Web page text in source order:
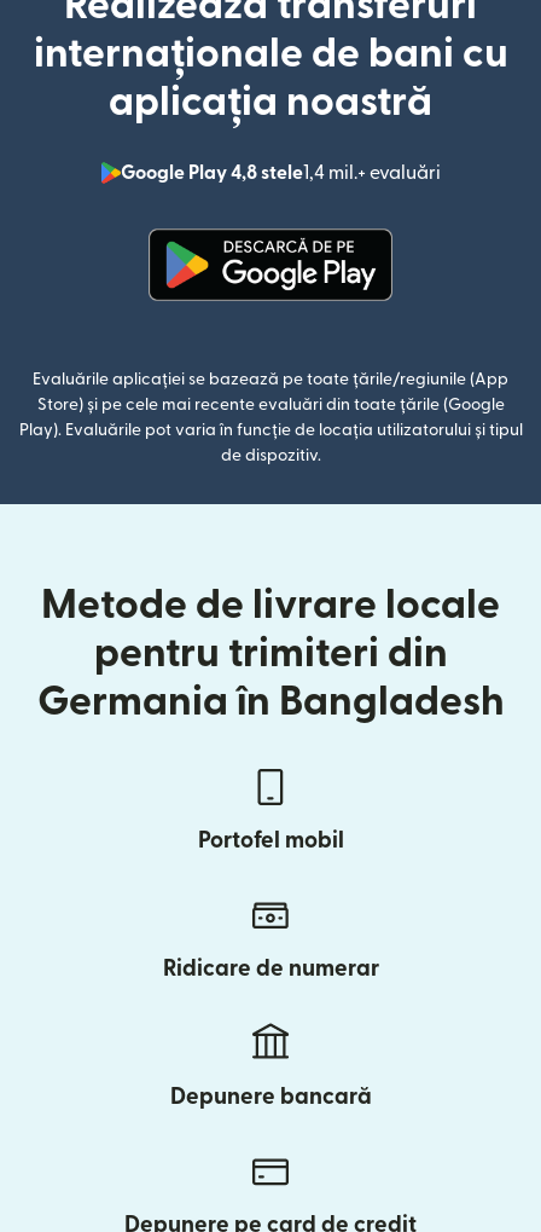
internaționale de bani cu
aplicația noastră
Google Play 4,8 stele1,4 mil.+ evaluări
(se
Evaluările aplicației se bazează pe toate țările/regiunile (App
Store) și pe cele mai recente evaluări din toate țările (Google
Play). Evaluările pot varia în funcție de locația utilizatorului și tipul
de dispozitiv.
Metode de livrare locale
pentru trimiteri din
Germania în Bangladesh
Portofel mobil
Ridicare de numerar
Depunere bancară
Depunere pe card de credit